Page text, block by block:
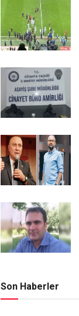
Son Haberler